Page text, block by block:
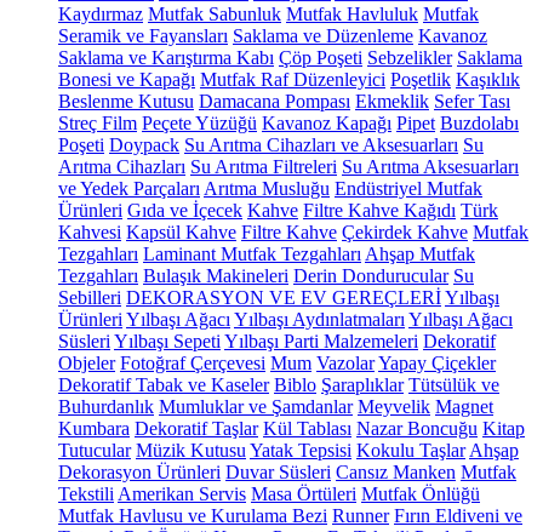
Kaydırmaz Mutfak Sabunluk Mutfak Havluluk Mutfak
Seramik ve Fayansları Saklama ve Düzenleme Kavanoz
Saklama ve Karıştırma Kabı Çöp Poşeti Sebzelikler Saklama
Bonesi ve Kapağı Mutfak Raf Düzenleyici Poşetlik Kaşıklık
Beslenme Kutusu Damacana Pompası Ekmeklik Sefer Tası
Streç Film Peçete Yüzüğü Kavanoz Kapağı Pipet Buzdolabı
Poşeti Doypack Su Arıtma Cihazları ve Aksesuarları Su
Arıtma Cihazları Su Arıtma Filtreleri Su Arıtma Aksesuarları
ve Yedek Parçaları Arıtma Musluğu Endüstriyel Mutfak
Ürünleri Gıda ve İçecek Kahve Filtre Kahve Kağıdı Türk
Kahvesi Kapsül Kahve Filtre Kahve Çekirdek Kahve Mutfak
Tezgahları Laminant Mutfak Tezgahları Ahşap Mutfak
Tezgahları Bulaşık Makineleri Derin Dondurucular Su
Sebilleri DEKORASYON VE EV GEREÇLERİYılbaşı
Ürünleri Yılbaşı Ağacı Yılbaşı Aydınlatmaları Yılbaşı Ağacı
Süsleri Yılbaşı Sepeti Yılbaşı Parti Malzemeleri Dekoratif
Objeler Fotoğraf Çerçevesi Mum VazolarYapay Çiçekler
Dekoratif Tabak ve Kaseler Biblo Şaraplıklar Tütsülük ve
Buhurdanlık Mumluklar ve Şamdanlar Meyvelik Magnet
Kumbara Dekoratif Taşlar Kül Tablası Nazar Boncuğu Kitap
Tutucular Müzik Kutusu Yatak Tepsisi Kokulu Taşlar Ahşap
Dekorasyon Ürünleri Duvar Süsleri Cansız Manken Mutfak
Tekstili Amerikan Servis Masa Örtüleri Mutfak Önlüğü
Mutfak Havlusu ve Kurulama Bezi Runner Fırın Eldiveni ve